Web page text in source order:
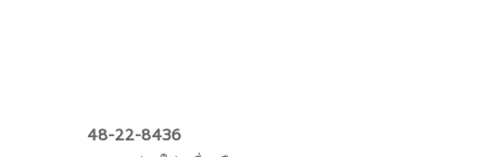
48-22-8436